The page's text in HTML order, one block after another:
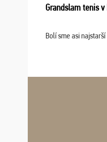
Grandslam tenis
Bolí sme asi